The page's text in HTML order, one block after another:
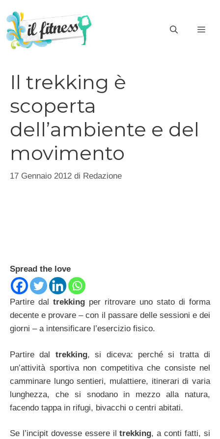
contenuto
Il trekking è
scoperta
dell’ambiente e del
movimento
17 Gennaio 2012 di Redazione
Spread the love
Partire dal trekking per ritrovare uno stato di forma
decente e provare – con il passare delle sessioni e dei
giorni – a intensificare l’esercizio fisico.
Partire dal trekking, si diceva: perché si tratta di
un’attività sportiva non competitiva che consiste nel
camminare lungo sentieri, mulattiere, itinerari di varia
lunghezza, che si snodano in mezzo alla natura,
facendo tappa in rifugi, bivacchi o centri abitati.
Se l’incipit dovesse essere iltrekking, a conti fatti, si